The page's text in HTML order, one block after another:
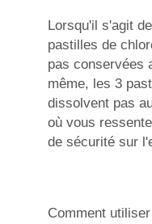
Lorsqu'il s'agit
pastilles de
pas conservées
même, les 3
dissolvent pas
où vous
de sécurité sur
Comment